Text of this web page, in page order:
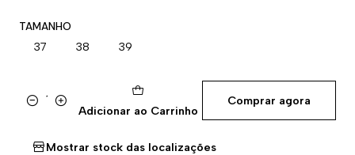
TAMANHO
37 38 39
QuantidadeAdicionar ao Carrinho
Comprar agora
Mostrar stock das localizações